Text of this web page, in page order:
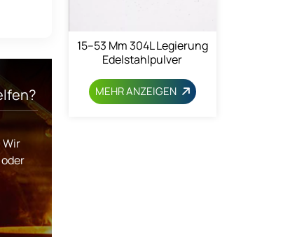
Wir
15–53 Μm 304L Legierung
Edelstahlpulver
MEHR ANZEIGEN